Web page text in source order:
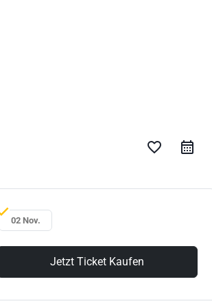
favorite_border
02 Nov.
Jetzt Ticket Kaufen